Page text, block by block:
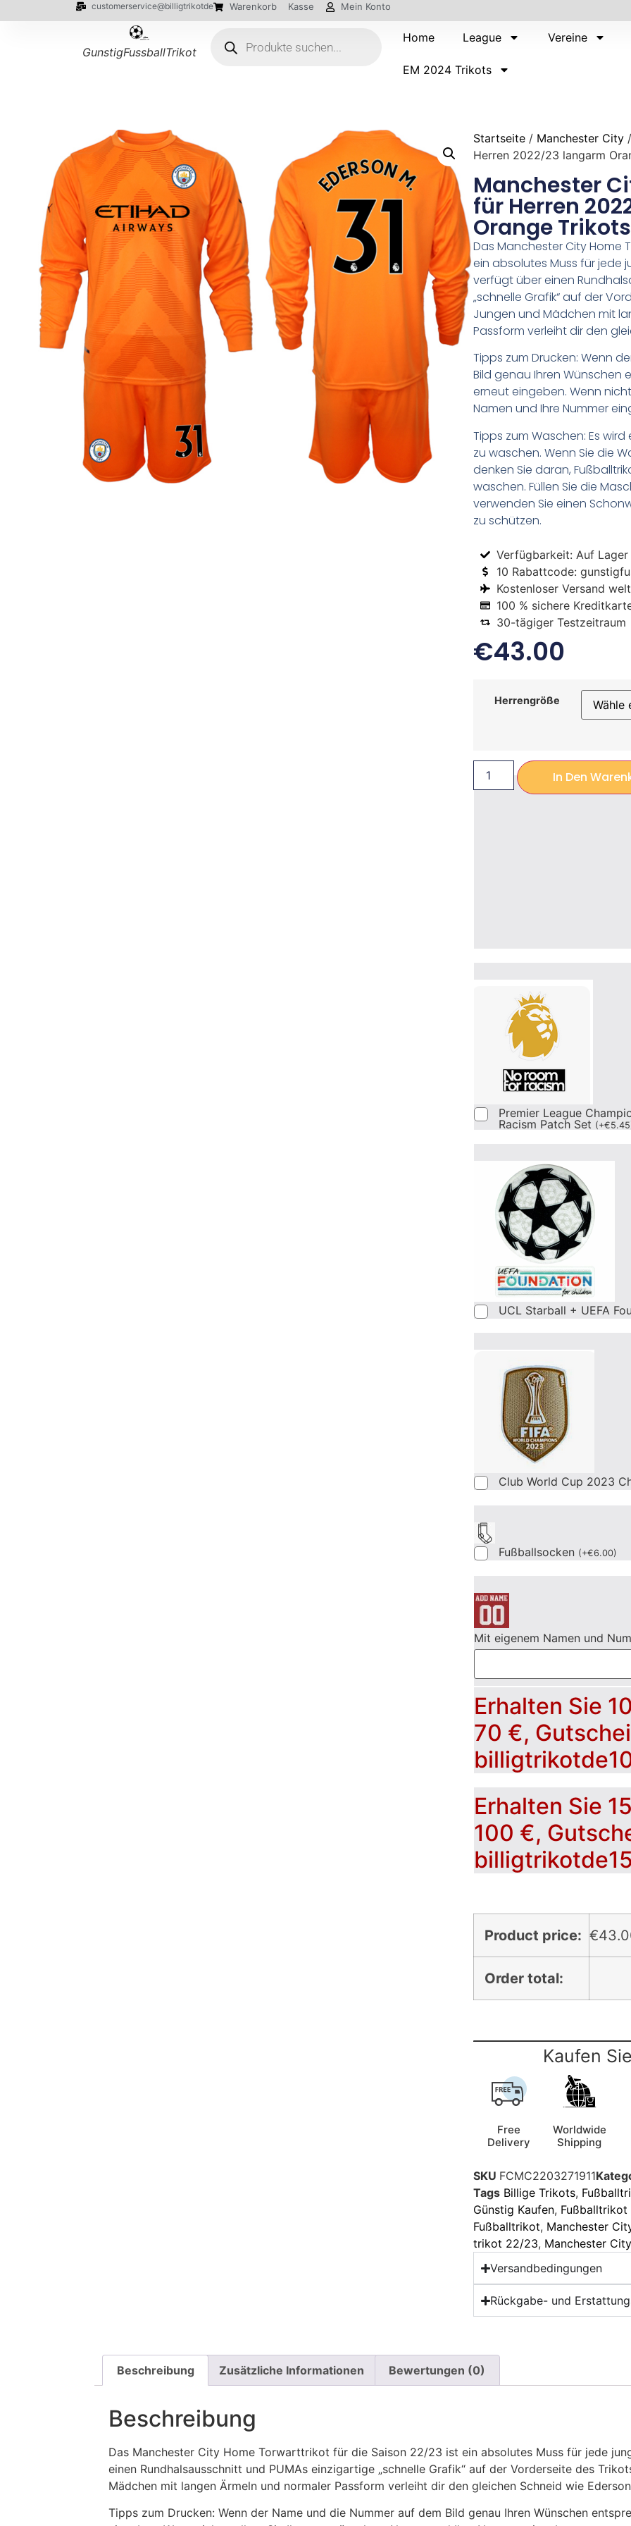
customerservice@billigtrikotde Warenkorb Kasse Mein Konto
GunstigFussballTrikot
Home League Vereine
EM 2024 Trikots
Startseite / Manchester City
Herren 2022/23 langarm
Manchester
für Herren
Orange
Das Manchester City Home
ein absolutes Muss für jede
verfügt über einen
„schnelle Grafik“ auf der
Jungen und Mädchen mit
Passform verleiht dir den
Tipps zum Drucken: Wenn
Bild genau Ihren Wünschen
erneut eingeben. Wenn
Namen und Ihre Nummer
Tipps zum Waschen: Es
zu waschen. Wenn Sie die
denken Sie daran,
waschen. Füllen Sie die
verwenden Sie einen
zu schützen.
Verfügbarkeit: Auf Lager
10 Rabattcode:
Kostenloser Versand
100 % sichere
30-tägiger Testzeitraum
€43.00
Herrengröße
In Den
Premier League
Racism Patch Set (+€5.45
UCL Starball + UEFA
Club World Cup 2023
Fußballsocken (+€6.00)
Mit eigenem Namen und
Erhalten Sie
70 €,
Erhalten Sie
100 €,
billigtrikotde15
Product price: €
Order total:
Kaufen
Free
Delivery
Worldwide
Shipping
SKU FCMC2203271911
Tags Billige Trikots,
Günstig Kaufen, Fußballtrikot
Fußballtrikot, Manchester
trikot 22/23, Manchester
Versandbedingungen
Rückgabe- und
Beschreibung Zusätzliche Informationen Bewertungen (0)
Beschreibung
Das Manchester City Home Torwarttrikot für die Saison 22/23 ist ein absolutes Muss für jede
einen Rundhalsausschnitt und PUMAs einzigartige „schnelle Grafik“ auf der Vorderseite des
Mädchen mit langen Ärmeln und normaler Passform verleiht dir den gleichen Schneid wie
Tipps zum Drucken: Wenn der Name und die Nummer auf dem Bild genau Ihren Wünschen